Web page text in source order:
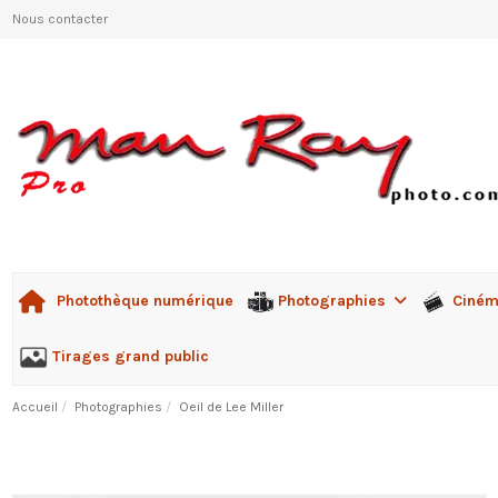
Nous contacter
Photothèque numérique Photographies
Tirages grand public
Accueil Photographies Oeil de Lee Miller